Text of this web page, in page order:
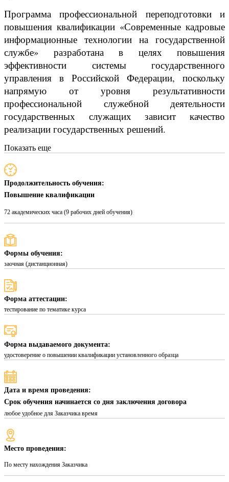
Программа профессиональной переподготовки и
повышения квалификации «Современные кадровые
информационные технологии на государственной
службе» разработана в целях повышения
эффективности системы государственного
управления в Российской Федерации, поскольку
напрямую от уровня результативности
профессиональной служебной деятельности
государственных служащих зависит качество
реализации государственных решений.
Показать еще
Продолжительность обучения:
Повышение квалификации
72 академических часа (9 рабочих дней обучения)
Формы обучения:
заочная (дистанционная)
Форма аттестации:
тестирование по тематике курса
Форма выдаваемого документа:
удостоверение о повышении квалификации установленного образца
Дата и время проведения:
Срок обучения начинается со дня заключения договора
любое удобное для Заказчика время
Место проведения:
По месту нахождения Заказчика